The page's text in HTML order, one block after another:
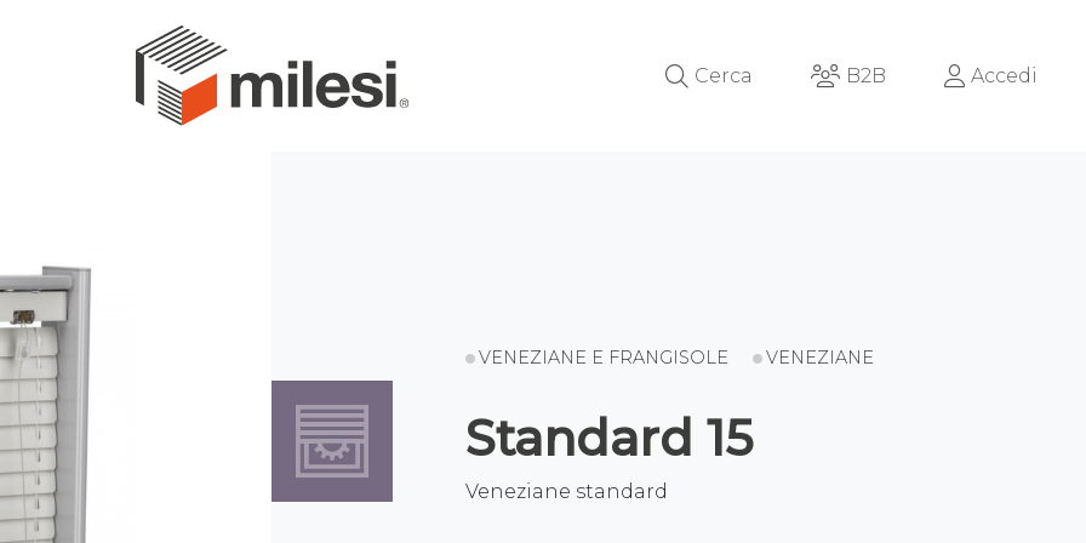
Cerca B2B Accedi
VENEZIANE E FRANGISOLE VENEZIANE
Standard 15
Veneziane standard